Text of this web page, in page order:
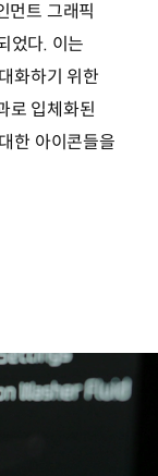
먼트 그래픽
었다. 이는
화하기 위한
로 입체화된
한 아이콘들을